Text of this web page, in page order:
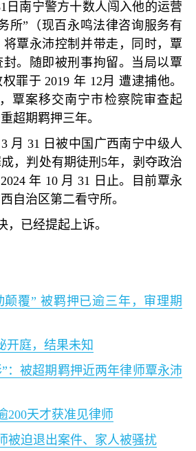
日南宁警方十数人闯入他的运营
所” （现百永鸣法律咨询服务有
将覃永沛控制并带走，同时，覃
。随即被刑事拘留。当局以覃
罪于 2019 年 12月 遭逮捕他。
覃案移交南宁市检察院审查起
超期羁押三年。
3 月 31 日被中国广西南宁中级人
，判处有期徒刑 5年，剥夺政治
2024年 10 月 31 日止。目前覃永
自治区第二看守所。
，已经提起上诉。
颠覆” 被羁押已逾三年，审理期
开庭，结果未知
” ：被超期羁押近两年律师覃永沛
200天才获准见律师
被迫退出案件、家人被骚扰